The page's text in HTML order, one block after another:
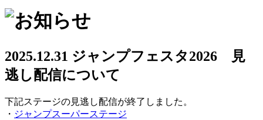
2025.12.31 ジャンプフェスタ2026 見
逃し配信について
下記ステージの見逃し配信が終了しました。
・ ジャンプスーパーステージ